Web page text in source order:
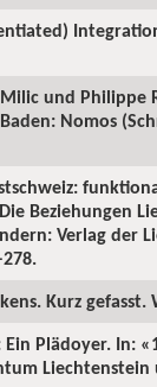
und Philippe
Nomos
Beziehungen
Verlag der
Kurz
Plädoyer. In: